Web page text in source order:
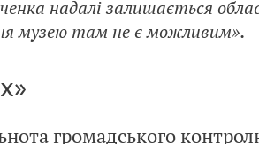
надалі залишається
музею там не є можливим».
громадського